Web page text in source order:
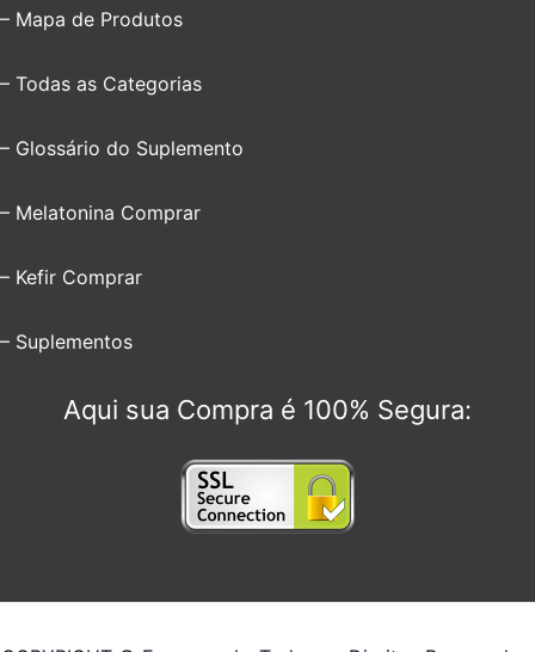
– Mapa de Produtos
– Todas as Categorias
– Glossário do Suplemento
– Melatonina Comprar
– Kefir Comprar
– Suplementos
Aqui sua Compra é 100% Segura: